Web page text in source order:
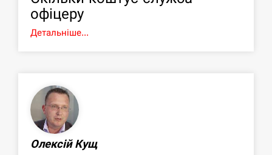
офіцеру
Детальніше...
Олексій Кущ